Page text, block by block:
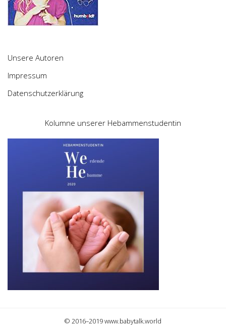
Unsere Autoren
Impressum
Datenschutzerklärung
Kolumne unserer Hebammenstudentin
© 2016–2019 www.babytalk.world